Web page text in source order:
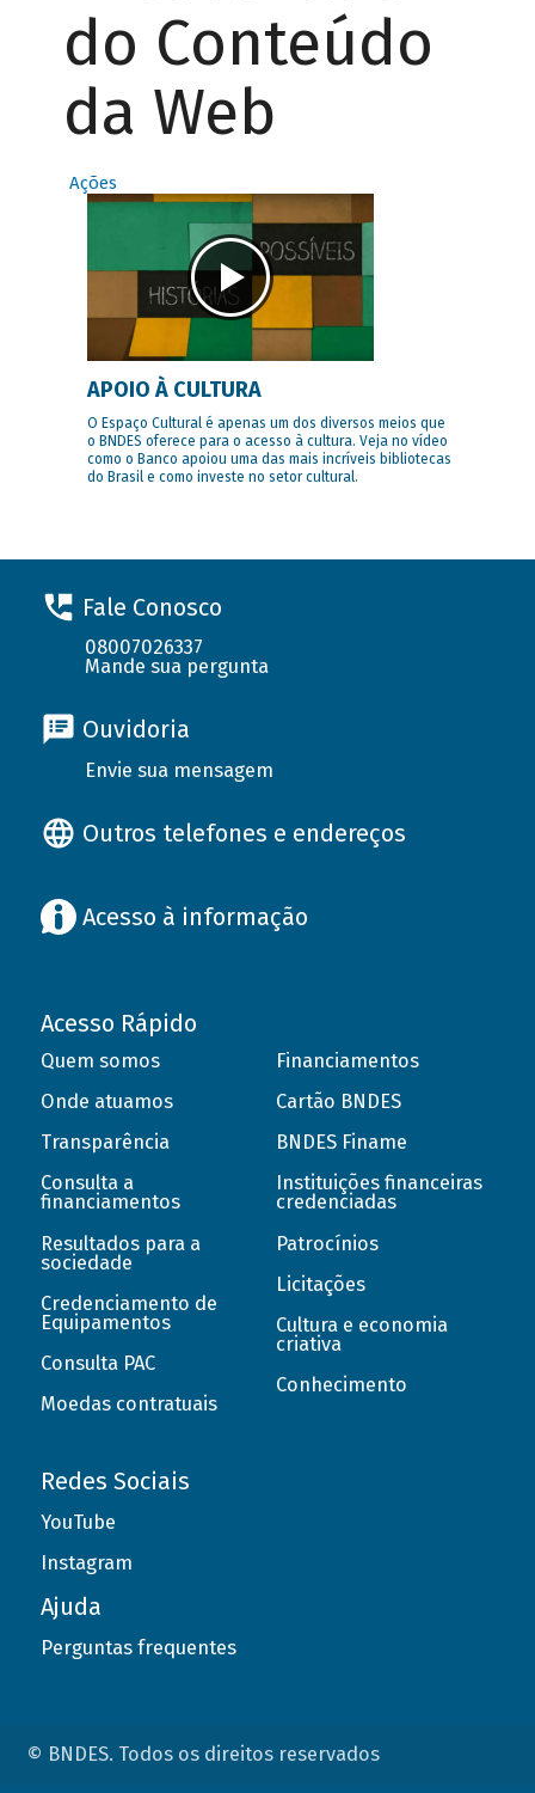
do Conteúdo
da Web
Ações
APOIO À CULTURA
O Espaço Cultural é apenas um dos diversos meios que
o BNDES oferece para o acesso à cultura. Veja no vídeo
como o Banco apoiou uma das mais incríveis bibliotecas
do Brasil e como investe no setor cultural.
Fale Conosco
08007026337
Mande sua pergunta
Ouvidoria
Envie sua mensagem
Outros telefones e endereços
Acesso à informação
Acesso Rápido
Quem somos
Onde atuamos
Transparência
Consulta a
financiamentos
Resultados para a
sociedade
Credenciamento de
Equipamentos
Consulta PAC
Moedas contratuais
Financiamentos
Cartão BNDES
BNDES Finame
Instituições financeiras
credenciadas
Patrocínios
Licitações
Cultura e economia
criativa
Conhecimento
Redes Sociais
YouTube
Instagram
Ajuda
Perguntas frequentes
© BNDES. Todos os direitos reservados